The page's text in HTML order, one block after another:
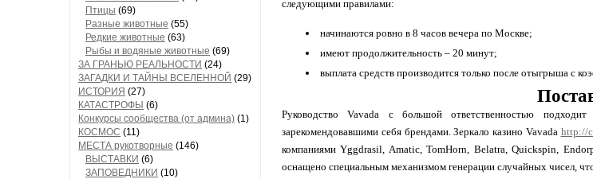
Птицы (69)
Разные животные (55)
Редкие животные (63)
Рыбы и водяные животные (69)
ЗА ГРАНЬЮ РЕАЛЬНОСТИ (24)
ЗАГАДКИ И ТАЙНЫ ВСЕЛЕННОЙ (29)
ИСТОРИЯ (27)
КАТАСТРОФЫ (6)
Конкурсы сообщества (от админа) (1)
КОСМОС (11)
МЕСТА рукотворные (146)
ВЫСТАВКИ (6)
ЗАПОВЕДНИКИ (10)
следующими правилами:
начинаются ровно в 8 часов вечера по Москве;
имеют продолжительность – 20 минут;
выплата средств производится только после отыгрыша с
Руководство Vavada с большой ответственностью
зарекомендовавшими себя брендами. Зеркало казино Vavada http://
компаниями Yggdrasil, Amatic, TomHorn, Belatra, Quickspin,
оснащено специальным механизмом генерации случайных чисел,